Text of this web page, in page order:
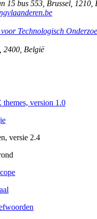
15 bus 553 Brussel 1210
Technologisch
2400 België
version 1.0
versie 2.4